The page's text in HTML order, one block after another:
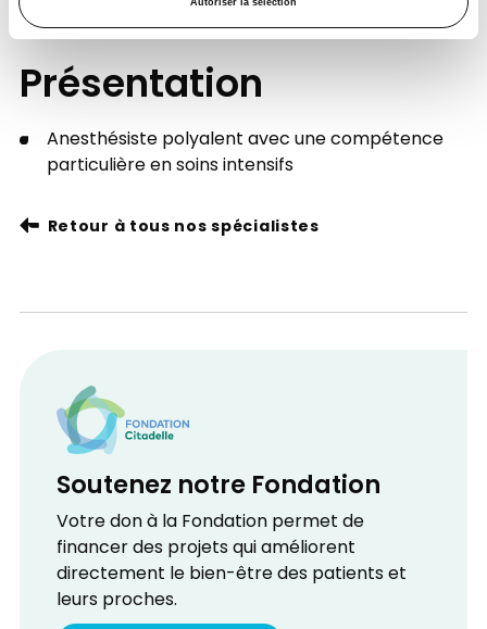
Présentation
Anesthésiste polyalent avec une compétence
particulière en soins intensifs
Retour à tous nos spécialistes
Soutenez notre Fondation
Votre don à la Fondation permet de
financer des projets qui améliorent
directement le bien-être des patients et
leurs proches.